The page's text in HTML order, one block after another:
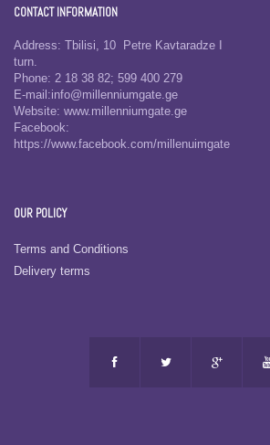
CONTACT INFORMATION
Address: Tbilisi, 10 Petre Kavtaradze I
turn.
Phone: 2 18 38 82; 599 400 279
E-mail:info@millenniumgate.ge
Website: www.millenniumgate.ge
Facebook:
https://www.facebook.com/millenuimgate
OUR POLICY
Terms and Conditions
Delivery terms